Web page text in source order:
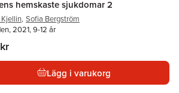
hemskaste sjukdomar 2
Kjellin, Sofia Bergström
2021, 9-12 år
Lägg i varukorg